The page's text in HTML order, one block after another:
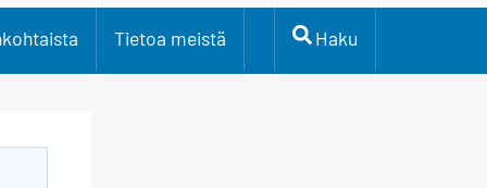
Tietoa meistä Haku